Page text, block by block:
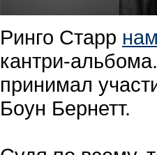
Ринго Старр
кантри-
принимал
Боун Бернетт.